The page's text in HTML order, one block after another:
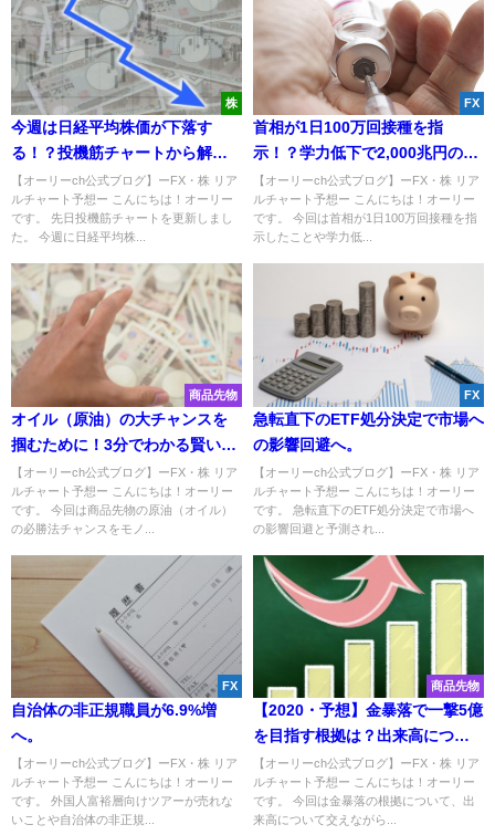
株
今週は日経平均株価が下落す
る！？投機筋チャートから解
説！【株・予想】
【オーリーch公式ブログ】ーFX・株 リア
ルチャート予想ー こんにちは！オーリー
です。 先日投機筋チャートを更新しまし
た。 今週に日経平均株...
FX
首相が1日100万回接種を指
示！？学力低下で2,000兆円の経
済損失か。
【オーリーch公式ブログ】ーFX・株 リア
ルチャート予想ー こんにちは！オーリー
です。 今回は首相が1日100万回接種を指
示したことや学力低...
商品先物
オイル（原油）の大チャンスを
掴むために！3分でわかる賢い資
金管理とは【商品先物・必勝
法】
【オーリーch公式ブログ】ーFX・株 リア
ルチャート予想ー こんにちは！オーリー
です。 今回は商品先物の原油（オイル）
の必勝法チャンスをモノ...
FX
急転直下のETF処分決定で市場へ
の影響回避へ。
【オーリーch公式ブログ】ーFX・株 リア
ルチャート予想ー こんにちは！オーリー
です。 急転直下のETF処分決定で市場へ
の影響回避と予測され...
FX
自治体の非正規職員が6.9%増
へ。
【オーリーch公式ブログ】ーFX・株 リア
ルチャート予想ー こんにちは！オーリー
です。 外国人富裕層向けツアーが売れな
いことや自治体の非正規...
商品先物
【2020・予想】金暴落で一撃5億
を目指す根拠は？出来高につい
ても分かりやすく解説！
【オーリーch公式ブログ】ーFX・株 リア
ルチャート予想ー こんにちは！オーリー
です。 今回は金暴落の根拠について、出
来高について交えながら...